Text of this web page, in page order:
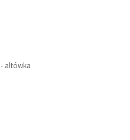
- altówka